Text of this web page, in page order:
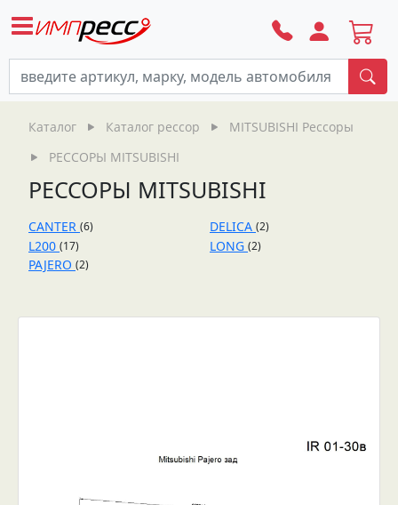
Каталог Каталог рессор
MITSUBISHI Рессоры
РЕССОРЫ MITSUBISHI
РЕССОРЫ MITSUBISHI
CANTER (6) DELICA (2)
L200 (17) LONG (2)
PAJERO (2)